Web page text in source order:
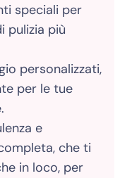
speciali per
pulizia più
personalizzati,
per le tue
e
che ti
in loco, per